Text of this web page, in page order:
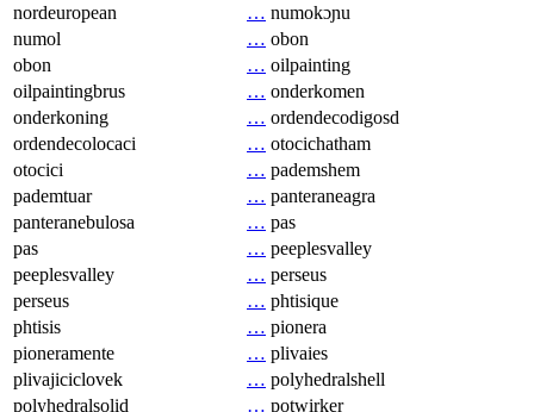
nordeuropean
… numokɔɲu
numol
… obon
obon
… oilpainting
oilpaintingbrus
… onderkomen
onderkoning
… ordendecodigosd
ordendecolocaci
… otocichatham
otocici
… pademshem
pademtuar
… panteraneagra
panteranebulosa
… pas
pas
… peeplesvalley
peeplesvalley
… perseus
perseus
… phtisique
phtisis
… pionera
pioneramente
… plivaies
plivajiciclovek
… polyhedralshell
polyhedralsolid
… potwirker